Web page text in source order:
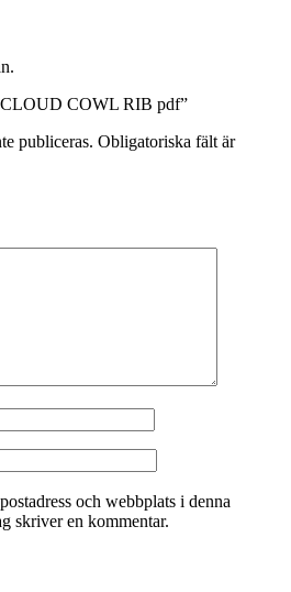
COWL RIB pdf”
publiceras. Obligatoriska fält är
och webbplats i denna
skriver en kommentar.